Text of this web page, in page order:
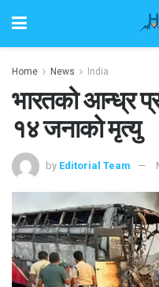
Home News India
भारतको आन्ध्र
१४ जनाको मृत्यु
by Editorial Team